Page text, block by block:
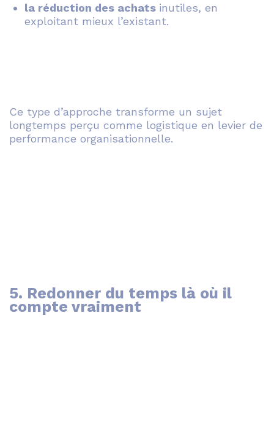
la réduction des achats inutiles, en
exploitant mieux l’existant.
Ce type d’approche transforme un sujet
longtemps perçu comme logistique en levier de
performance organisationnelle.
5. Redonner du temps là où il
compte vraiment